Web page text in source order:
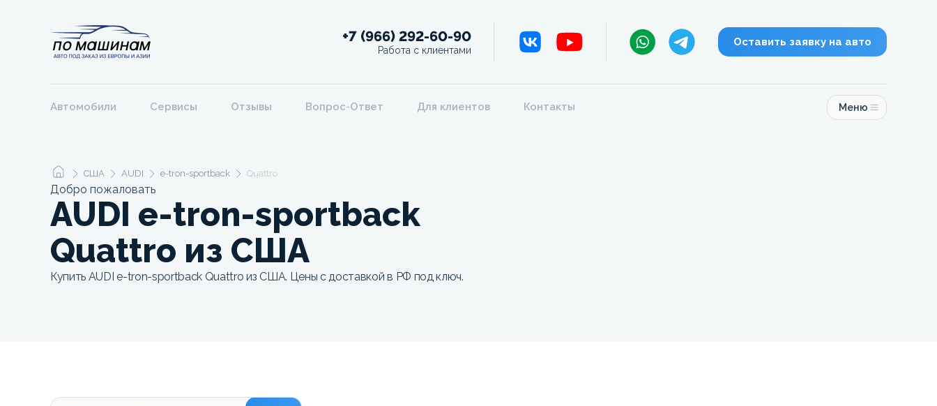
+7 (966) 292-60-90
Работа с клиентами
Оставить заявку на авто
Автомобили Сервисы Отзывы Вопрос-Ответ Для клиентов Контакты Меню
США AUDI e-tron-sportback Quattro
Добро пожаловать
AUDI e-tron-sportback
Quattro из США
Купить AUDI e-tron-sportback Quattro из США. Цены с доставкой в РФ под ключ.